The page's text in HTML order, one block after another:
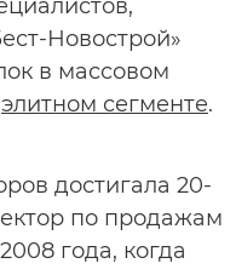
Новострой»
в массовом
элитном сегменте.
достигала 20-
по продажам
года, когда